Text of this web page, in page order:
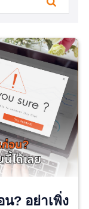
? อย่าเพิ่ง